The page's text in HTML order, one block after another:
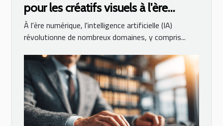
pour les créatifs visuels à l'ère
numérique
À l'ère numérique, l'intelligence artificielle (IA)
révolutionne de nombreux domaines, y compris...